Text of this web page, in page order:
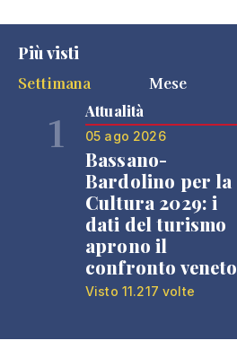
Più visti
Settimana
Mese
1 Attualità
05 ago 2026
Bassano-
Bardolino per la
Cultura 2029: i
dati del turismo
aprono il
confronto veneto
Visto 11.217 volte